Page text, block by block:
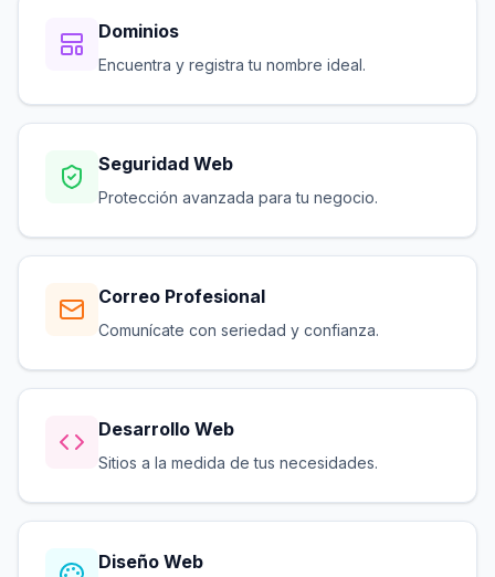
Dominios
Encuentra y registra tu nombre ideal.
Seguridad Web
Protección avanzada para tu negocio.
Correo Profesional
Comunícate con seriedad y confianza.
Desarrollo Web
Sitios a la medida de tus necesidades.
Diseño Web